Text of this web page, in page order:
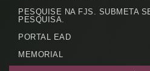
PESQUISE NA FJS. SUBMETA
PESQUISA.
PORTAL EAD
MEMORIAL